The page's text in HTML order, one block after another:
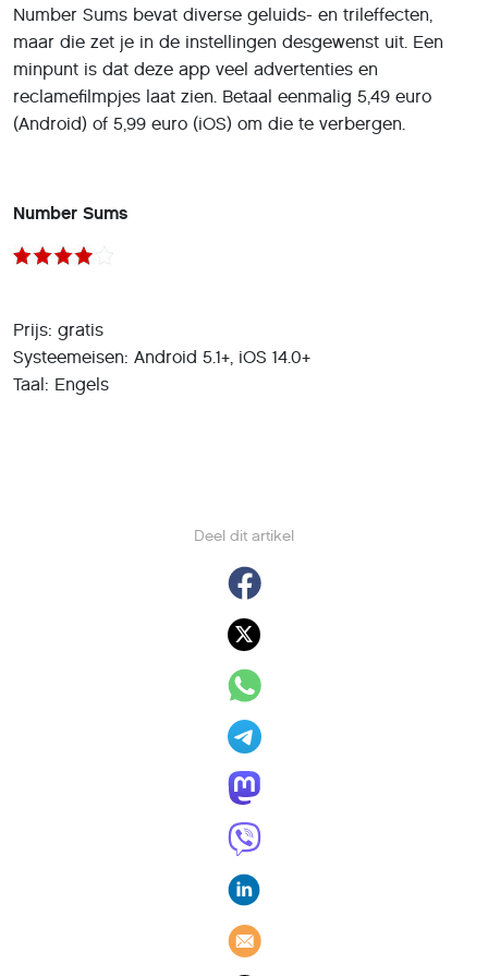
Deel dit artikel
Number Sums bevat diverse geluids- en trileffecten,
maar die zet je in de instellingen desgewenst uit. Een
minpunt is dat deze app veel advertenties en
reclamefilmpjes laat zien. Betaal eenmalig 5,49 euro
(Android) of 5,99 euro (iOS) om die te verbergen.
Number Sums
Prijs: gratis
Systeemeisen: Android 5.1+, iOS 14.0+
Taal: Engels